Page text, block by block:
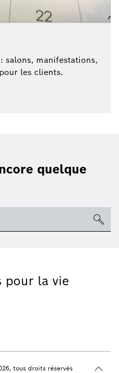
salons, manifestations,
les clients.
quelque
pour la vie
tous droits réservés